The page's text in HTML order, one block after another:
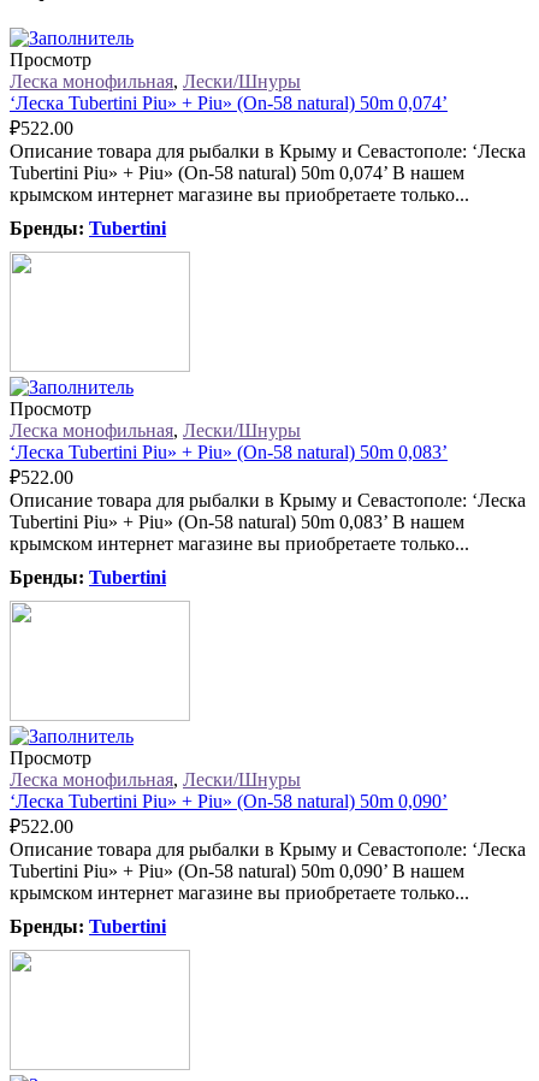
Просмотр
Леска монофильная, Лески/Шнуры
‘Леска Tubertini Piu» + Piu» (On-58 natural) 50m 0,074’
₽522.00
Описание товара для рыбалки в Крыму и Севастополе: ‘Леска
Tubertini Piu» + Piu» (On-58 natural) 50m 0,074’ В нашем
крымском интернет магазине вы приобретаете только...
Бренды: Tubertini
Просмотр
Леска монофильная, Лески/Шнуры
‘Леска Tubertini Piu» + Piu» (On-58 natural) 50m 0,083’
₽522.00
Описание товара для рыбалки в Крыму и Севастополе: ‘Леска
Tubertini Piu» + Piu» (On-58 natural) 50m 0,083’ В нашем
крымском интернет магазине вы приобретаете только...
Бренды: Tubertini
Просмотр
Леска монофильная, Лески/Шнуры
‘Леска Tubertini Piu» + Piu» (On-58 natural) 50m 0,090’
₽522.00
Описание товара для рыбалки в Крыму и Севастополе: ‘Леска
Tubertini Piu» + Piu» (On-58 natural) 50m 0,090’ В нашем
крымском интернет магазине вы приобретаете только...
Бренды: Tubertini